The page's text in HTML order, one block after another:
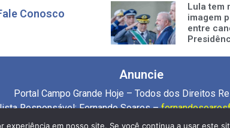
Conosco
Lula tem
imagem
entre
Anuncie
Portal Campo Grande Hoje – Todos dos Direitos
Responsável: Fernando Soares –
Desenvolvido por:Os Marketing
experiência em nosso site. Se você continua a usar este